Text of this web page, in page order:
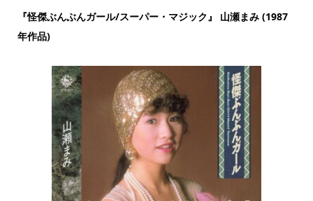
『怪傑ぶんぶんガール/スーパー・マジック』 山瀬まみ (1987
年作品)